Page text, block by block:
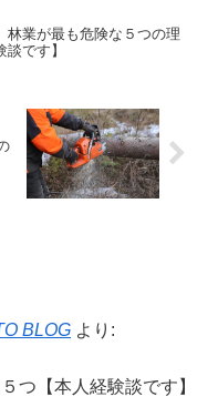
林業が最も危険な５つの理
です】
BLOG より:
つ【本人経験談です】